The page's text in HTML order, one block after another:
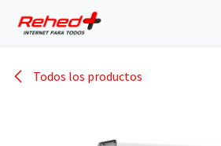
Todos los productos